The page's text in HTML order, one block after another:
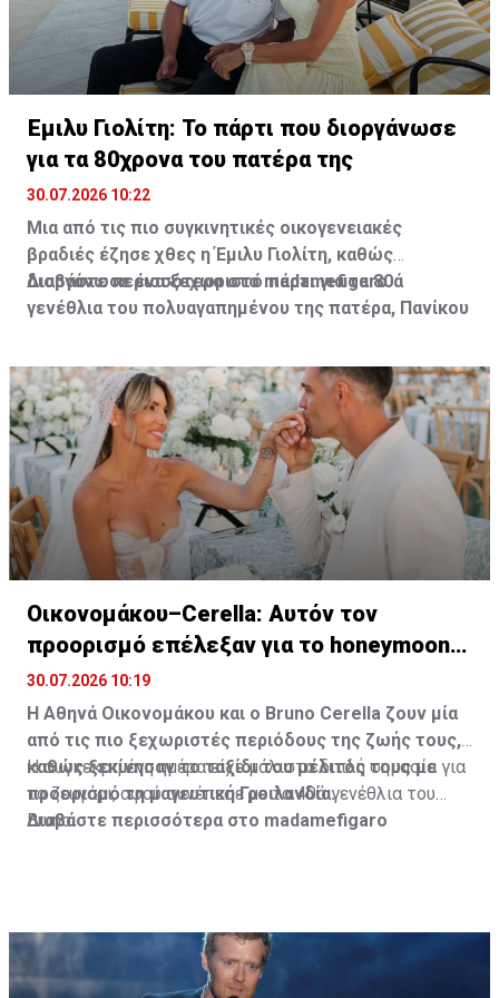
Έμιλυ Γιολίτη: Το πάρτι που διοργάνωσε
για τα 80χρονα του πατέρα της
30.07.2026 10:22
Μια από τις πιο συγκινητικές οικογενειακές
βραδιές έζησε χθες η Έμιλυ Γιολίτη, καθώς
διοργάνωσε ένα ξεχωριστό πάρτι για τα 80ά
γενέθλια του πολυαγαπημένου της πατέρα, Πανίκου
Τσουρούλλη, στη Λεμεσό.
Διαβάστε περισσότερα στο madamefigaro
Οικονομάκου–Cerella: Αυτόν τον
προορισμό επέλεξαν για το honeymoon
τους
30.07.2026 10:19
Η Αθηνά Οικονομάκου και ο Bruno Cerella ζουν μία
από τις πιο ξεχωριστές περιόδους της ζωής τους,
καθώς ξεκίνησαν το ταξίδι του μέλιτός τους με
προορισμό τη μαγευτική Γροιλανδία.
Η συγκεκριμένη ημέρα είχε μάλιστα διπλή σημασία για
το ζευγάρι, αφού συνέπεσε με τα 40ά γενέθλια του
Bruno.
Διαβάστε περισσότερα στο madamefigaro